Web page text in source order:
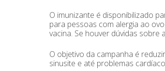
O imunizante é disponibilizado
para pessoas com alergia ao
vacina. Se houver dúvidas
O objetivo da campanha é
sinusite e até problemas